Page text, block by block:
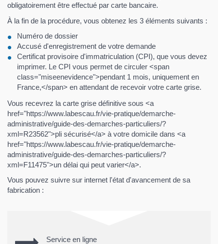
obligatoirement être effectué par carte bancaire.
À la fin de la procédure, vous obtenez les 3 éléments suivants :
Numéro de dossier
Accusé d'enregistrement de votre demande
Certificat provisoire d'immatriculation (CPI), que vous devez
imprimer. Le CPI vous permet de circuler <span
class="miseenevidence">pendant 1 mois, uniquement en
France,</span> en attendant de recevoir votre carte grise.
Vous recevrez la carte grise définitive sous <a
href="https://www.labescau.fr/vie-pratique/demarche-
administrative/guide-des-demarches-particuliers/?
xml=R23562">pli sécurisé</a> à votre domicile dans <a
href="https://www.labescau.fr/vie-pratique/demarche-
administrative/guide-des-demarches-particuliers/?
xml=F11475">un délai qui peut varier</a>.
Vous pouvez suivre sur internet l'état d'avancement de sa
fabrication :
Service en ligne